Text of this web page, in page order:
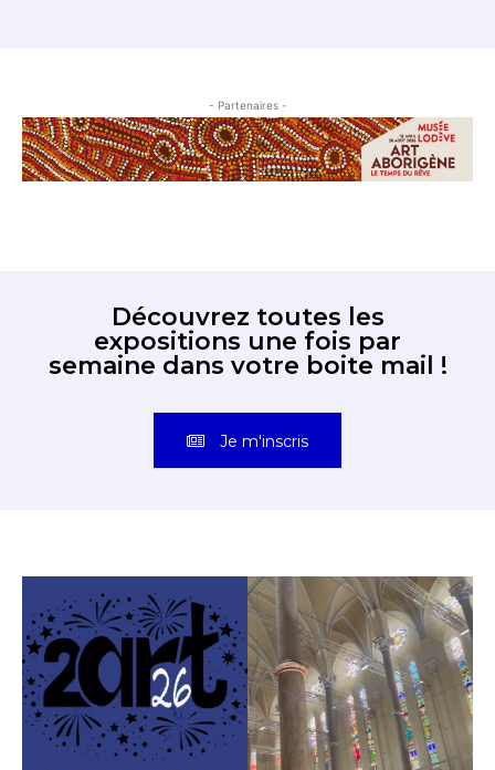
- Partenaires -
Découvrez toutes les
expositions une fois par
semaine dans votre boite mail !
Je m'inscris